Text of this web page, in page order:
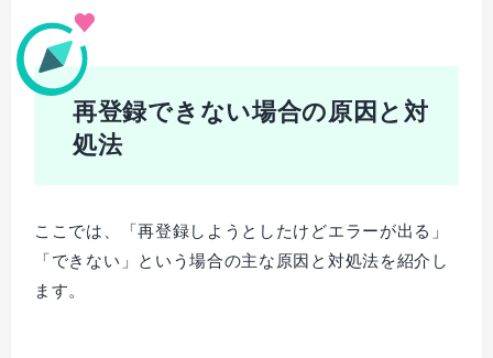
再登録できない場合の原因と対
処法
ここでは、「再登録しようとしたけどエラーが出る」
「できない」という場合の主な原因と対処法を紹介し
ます。